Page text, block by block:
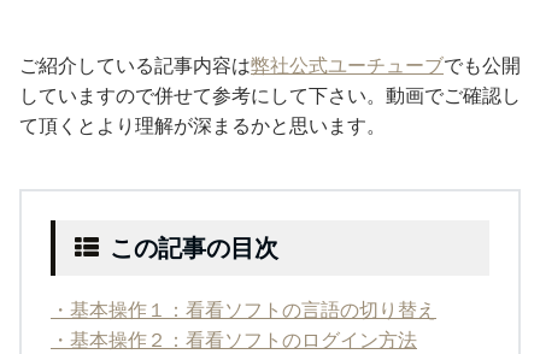
ご紹介している記事内容は弊社公式ユーチューブでも公開
していますので併せて参考にして下さい。動画でご確認し
て頂くとより理解が深まるかと思います。
この記事の目次
・基本操作１：看看ソフトの言語の切り替え
・基本操作２：看看ソフトのログイン方法